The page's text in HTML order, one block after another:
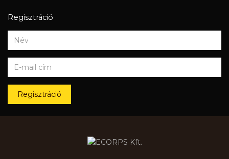
Regisztráció
Regisztráció